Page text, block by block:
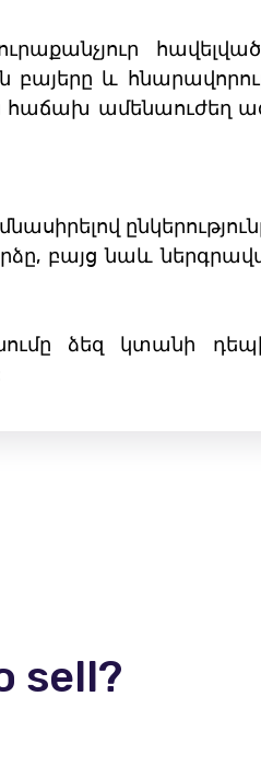
և
ամենաուժեղ
բայց նաև
ձեզ կտանի
sell?